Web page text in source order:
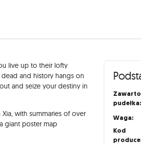
live up to their lofty
and history hangs on
and seize your destiny in
with summaries of over
giant poster map
pudełka:
Waga:
Kod